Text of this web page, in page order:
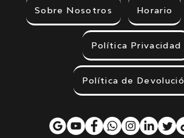
Sobre Nosotros Horario
Política Privacidad
Política de